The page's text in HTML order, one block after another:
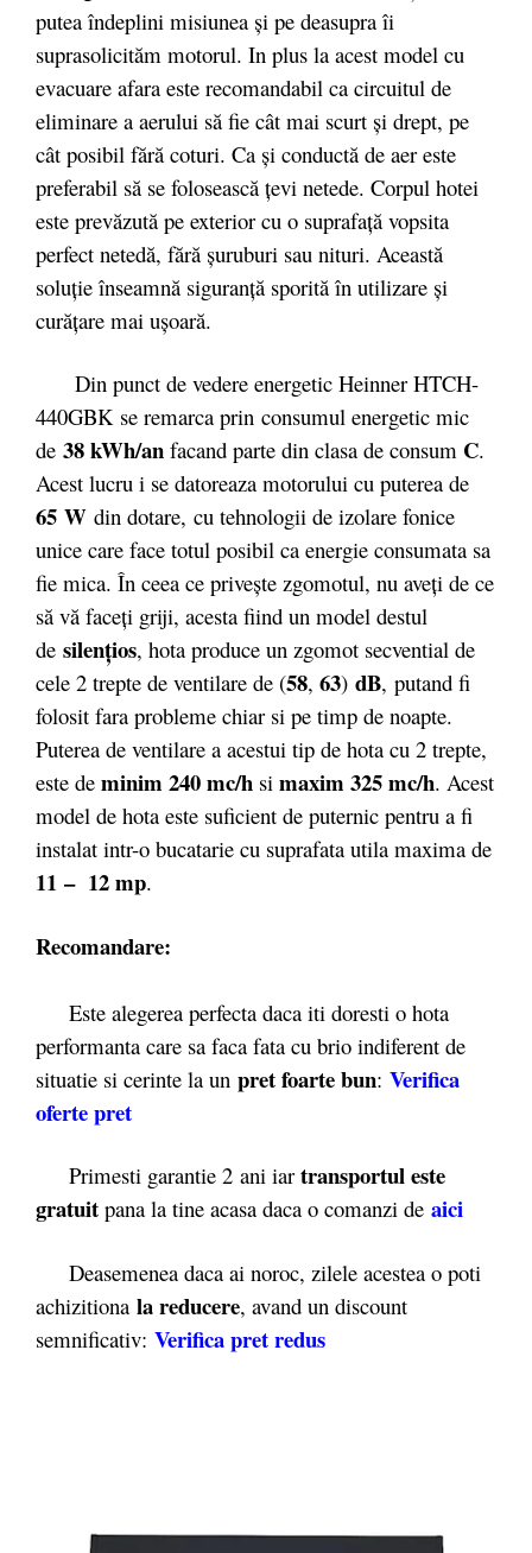
putea îndeplini misiunea şi pe deasupra îi
suprasolicităm motorul. In plus la acest model cu
evacuare afara este recomandabil ca circuitul de
eliminare a aerului să fie cât mai scurt şi drept, pe
cât posibil fără coturi. Ca şi conductă de aer este
preferabil să se folosească ţevi netede. Corpul hotei
este prevăzută pe exterior cu o suprafaţă vopsita
perfect netedă, fără şuruburi sau nituri. Această
soluţie înseamnă siguranţă sporită în utilizare şi
curăţare mai uşoară.
Din punct de vedere energetic Heinner HTCH-
440GBK se remarca prin consumul energetic mic
de 38 kWh/an facand parte din clasa de consum C.
Acest lucru i se datoreaza motorului cu puterea de
65 W din dotare, cu tehnologii de izolare fonice
unice care face totul posibil ca energie consumata sa
fie mica. În ceea ce priveşte zgomotul, nu aveţi de ce
să vă faceţi griji, acesta fiind un model destul
de silenţios, hota produce un zgomot secvential de
cele 2 trepte de ventilare de (58, 63) dB, putand fi
folosit fara probleme chiar si pe timp de noapte.
Puterea de ventilare a acestui tip de hota cu 2 trepte,
este de minim 240 mc/h si maxim 325 mc/h. Acest
model de hota este suficient de puternic pentru a fi
instalat intr-o bucatarie cu suprafata utila maxima de
11 – 12 mp.
Recomandare:
Este alegerea perfecta daca iti doresti o hota
performanta care sa faca fata cu brio indiferent de
situatie si cerinte la un pret foarte bun: Verifica
oferte pret
Primesti garantie 2 ani iar transportul este
gratuit pana la tine acasa daca o comanzi de aici
Deasemenea daca ai noroc, zilele acestea o poti
achizitiona la reducere, avand un discount
semnificativ: Verifica pret redus